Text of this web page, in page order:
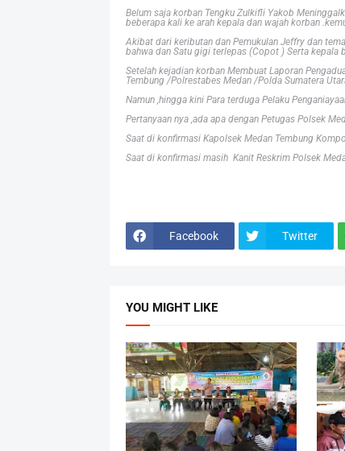
Belum saja korban Tengku Zulkifli Yakob
beberapa kali ke arah kepala dan wajah korban
Akibat dari keributan dan Pemukulan Jeffry dan
bahwa dan Satu gigi terlepas (Copot ) Serta kepala
Setelah kejadian korban Membuat Laporan
Tembung /Polrestabes Medan /Polda Sumatera
Namun ,hingga kini Para terduga Pelaku
Pertanyaan nya ,ada apa dengan Petugas Polsek
Saat di konfirmasi Kapolsek Medan Tembung
Saat di konfirmasi masih Kanit Reskrim Polsek
Facebook Twitter
YOU MIGHT LIKE